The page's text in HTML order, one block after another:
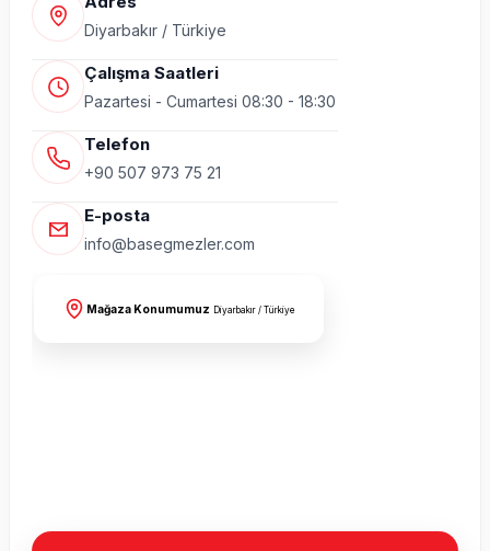
Diyarbakır / Türkiye
Çalışma Saatleri
Pazartesi - Cumartesi 08:30 - 18:30
Telefon
+90 507 973 75 21
E-posta
info@basegmezler.com
Mağaza Konumumuz Diyarbakır / Türkiye